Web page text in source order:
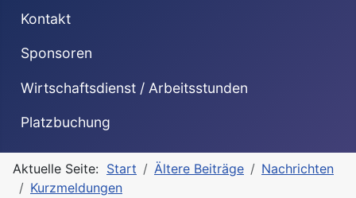
Kontakt
Sponsoren
Wirtschaftsdienst / Arbeitsstunden
Platzbuchung
Aktuelle Seite: Start Ältere Beiträge
Nachrichten
Kurzmeldungen